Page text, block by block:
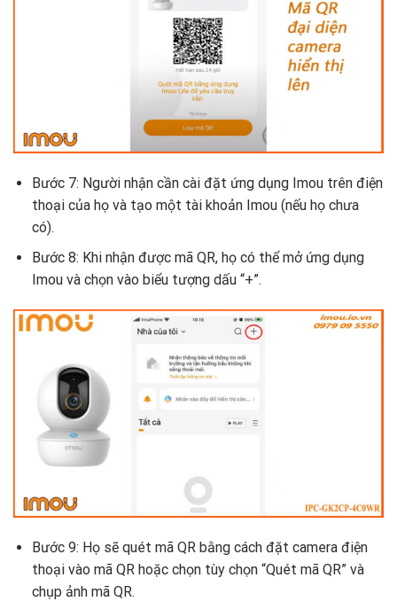
Bước 7: Người nhận cần cài đặt ứng dụng Imou trên điện
thoại của họ và tạo một tài khoản Imou (nếu họ chưa
có).
Bước 8: Khi nhận được mã QR, họ có thể mở ứng dụng
Imou và chọn vào biểu tượng dấu “+”.
Bước 9: Họ sẽ quét mã QR bằng cách đặt camera điện
thoại vào mã QR hoặc chọn tùy chọn “Quét mã QR” và
chụp ảnh mã QR.